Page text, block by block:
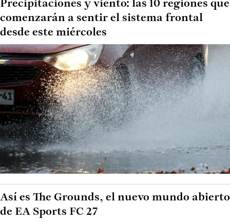
Precipitaciones y viento: las 10 regiones que
comenzarán a sentir el sistema frontal
desde este miércoles
Así es The Grounds, el nuevo mundo abierto
de EA Sports FC 27